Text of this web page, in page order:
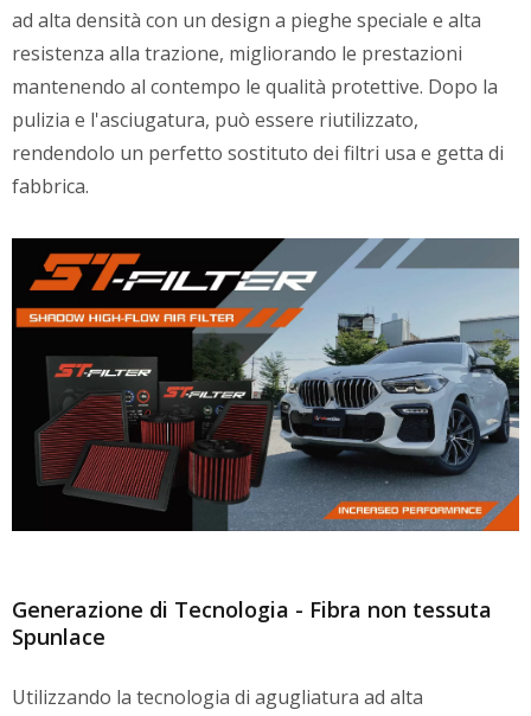
ad alta densità con un design a pieghe speciale e alta
resistenza alla trazione, migliorando le prestazioni
mantenendo al contempo le qualità protettive. Dopo la
pulizia e l'asciugatura, può essere riutilizzato,
rendendolo un perfetto sostituto dei filtri usa e getta di
fabbrica.
Generazione di Tecnologia - Fibra non tessuta
Spunlace
Utilizzando la tecnologia di agugliatura ad alta